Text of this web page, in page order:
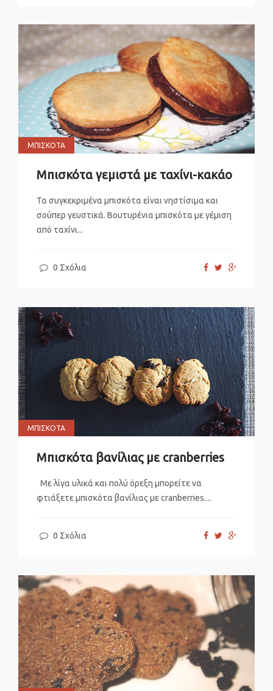
ΜΠΙΣΚΌΤΑ
Μπισκότα γεμιστά με ταχίνι-κακάο
Τα συγκεκριμένα μπισκότα είναι νηστίσιμα και
σούπερ γευστικά. Βουτυρένια μπισκότα με γέμιση
από ταχίνι...
0 Σχόλια
ΜΠΙΣΚΌΤΑ
Μπισκότα βανίλιας με cranberries
Με λίγα υλικά και πολύ όρεξη μπορείτε να
φτιάξετε μπισκότα βανίλιας με cranberries....
0 Σχόλια